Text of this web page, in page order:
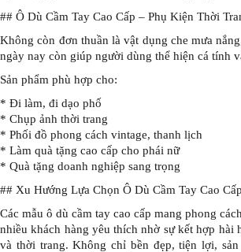
## Ô Dù Cầm Tay Cao Cấp – Phụ Kiện Thời
Không còn đơn thuần là vật dụng che mưa
ngày nay còn giúp người dùng thể hiện cá tính
Sản phẩm phù hợp cho:
* Đi làm, đi dạo phố
* Chụp ảnh thời trang
* Phối đồ phong cách vintage, thanh lịch
* Làm quà tặng cao cấp cho phái nữ
* Quà tặng doanh nghiệp sang trọng
## Xu Hướng Lựa Chọn Ô Dù Cầm Tay Cao
Các mẫu ô dù cầm tay cao cấp mang phong
nhiều khách hàng yêu thích nhờ sự kết hợp hài
và thời trang. Không chỉ bền đẹp, tiện lợi,